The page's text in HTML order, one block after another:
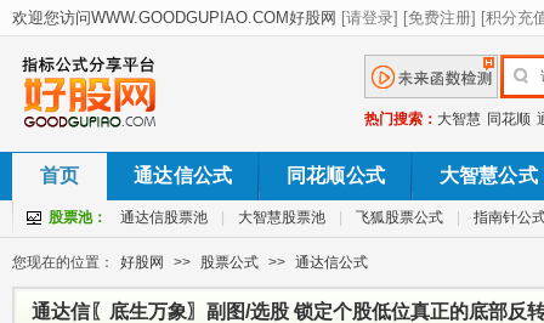
热门搜索： 大智慧 同花顺
首页 通达信公式 同花顺公式 大智慧公式
股票池： 通达信股票池 大智慧股票池 飞狐股票公式 指南针公
您现在的位置： 好股网 >> 股票公式 >> 通达信公式
通达信〖底生万象〗副图/选股 锁定个股低位真正的底部反